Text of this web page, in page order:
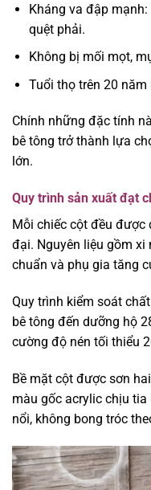
Kháng va đập
quệt phải.
Không bị mối mọt,
Tuổi thọ trên 20
Chính những đặc tính
bê tông trở thành lựa
lớn.
Quy trình sản xuất đạt
Mỗi chiếc cột đều được
đại. Nguyên liệu gồm xi
chuẩn và phụ gia tăng
Quy trình kiểm soát
bê tông đến dưỡng hộ
cường độ nén tối thiểu
Bề mặt cột được sơn
màu gốc acrylic chịu tia
nổi, không bong tróc